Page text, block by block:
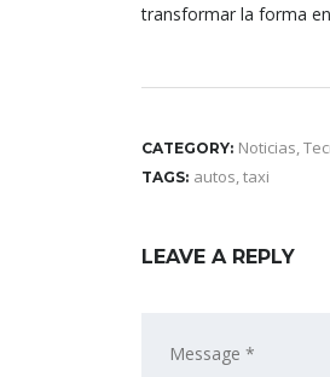
transformar la forma
CATEGORY: Noticias,
TAGS: autos,taxi
LEAVE A REPLY